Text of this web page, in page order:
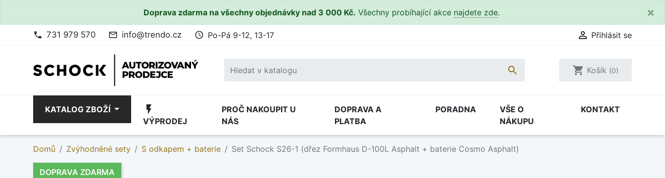
Doprava zdarma na všechny objednávky nad 3 000 Kč. Všechny probíhající akce najdete zde. ×
phone 731 979 570 mail_outline info@trendo.cz access_time Po-Pá 9-12, 13-17  Přihlásit se
 shopping_cart Košík (0)
KATALOG ZBOŽÍ flash_on
VÝPRODEJ
PROČ NAKOUPIT U
NÁS
DOPRAVA A
PLATBA
PORADNA
VŠE O
NÁKUPU
KONTAKT
Domů Zvýhodněné sety S odkapem + baterie Set Schock S26-1 (dřez Formhaus D-100L Asphalt + baterie Cosmo Asphalt)
DOPRAVA ZDARMA